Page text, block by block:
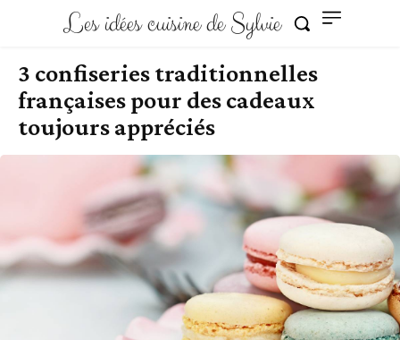
Les idées cuisine de Sylvie
3 confiseries traditionnelles
françaises pour des cadeaux
toujours appréciés